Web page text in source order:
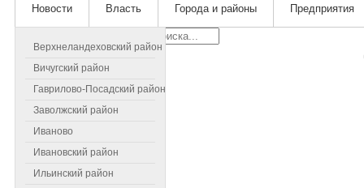
Новости
Верхнеландеховский район
Вичугский район
Гаврилово-Посадский район
Заволжский район
Иваново
Ивановский район
Ильинский район
Власть Города и районы Предприятия